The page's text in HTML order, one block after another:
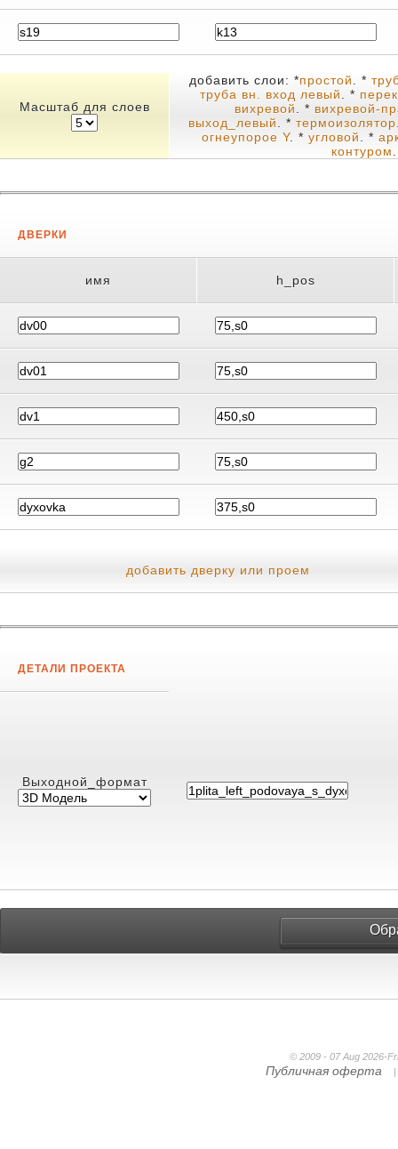
Масштаб для слоев
добавить слои: *простой . *
труба вн. вход левый
. *
вихревой
. * вихревой-
выход_левый . * термоизолятор
огнеупорое Y. * угловой . *
контуром
ДВЕРКИ
имя h_pos
добавить дверку или проем
ДЕТАЛИ ПРОЕКТА
Выходной_формат
© 2009 - 07 Aug 2026-
Публичная оферта |